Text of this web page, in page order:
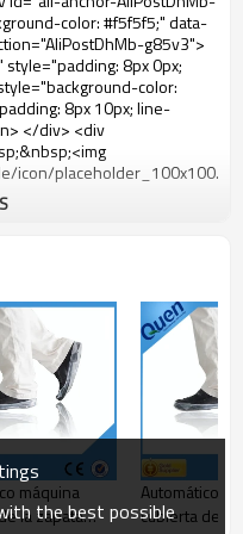
máquina
la zapata
Automático
cubierta de la
the best possible